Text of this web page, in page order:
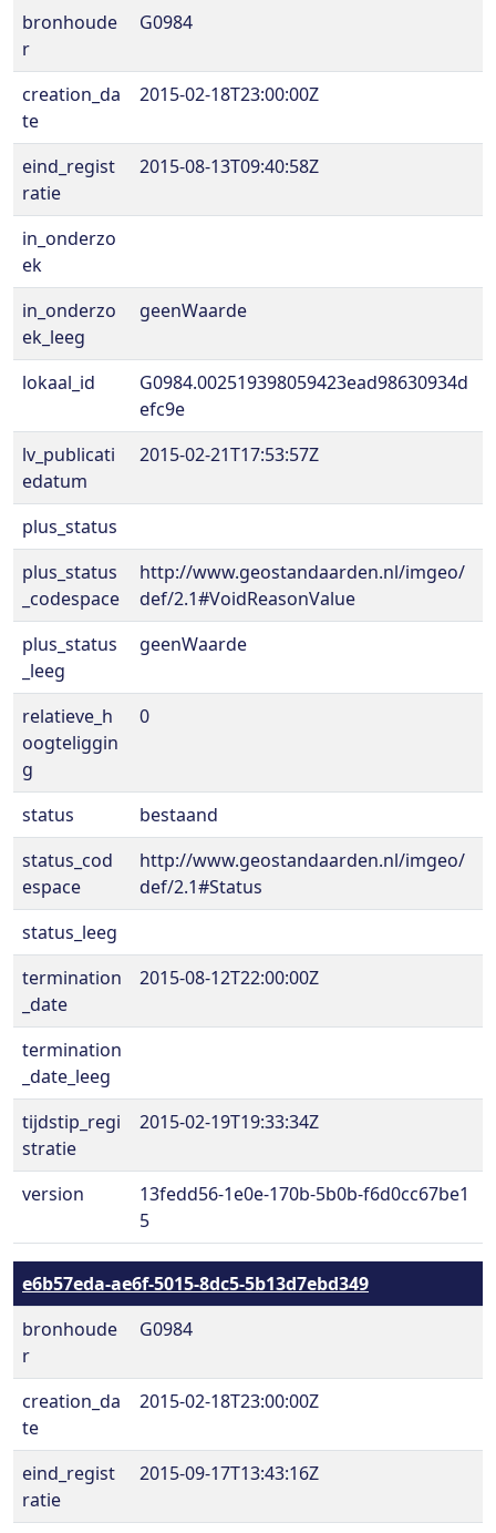
bronhoude
r
G0984
creation_da
te
2015-02-18T23:00:00Z
eind_regist
ratie
2015-08-13T09:40:58Z
in_onderzo
ek
in_onderzo
ek_leeg
geenWaarde
lokaal_id
G0984.002519398059423ead98630934d
efc9e
lv_publicati
edatum
2015-02-21T17:53:57Z
plus_status
plus_status
_codespace
http://www.geostandaarden.nl/imgeo/
def/2.1#VoidReasonValue
plus_status
_leeg
geenWaarde
relatieve_h
oogteliggin
g
0
status
bestaand
status_cod
espace
http://www.geostandaarden.nl/imgeo/
def/2.1#Status
status_leeg
termination
_date
2015-08-12T22:00:00Z
termination
_date_leeg
tijdstip_regi
stratie
2015-02-19T19:33:34Z
version
13fedd56-1e0e-170b-5b0b-f6d0cc67be1
5
e6b57eda-ae6f-5015-8dc5-5b13d7ebd349
bronhoude
r
G0984
creation_da
te
2015-02-18T23:00:00Z
eind_regist
ratie
2015-09-17T13:43:16Z